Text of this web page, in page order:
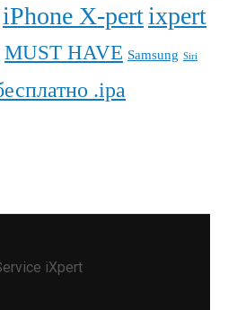
iPhone X-pertixpert
MUST HAVE Samsung Siri
.ipa
iXpert